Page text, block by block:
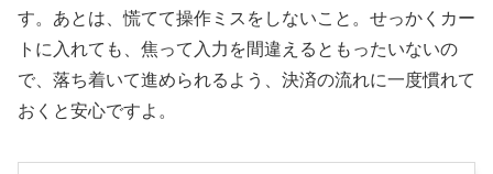
す。あとは、慌てて操作ミスをしないこと。せっかくカー
トに入れても、焦って入力を間違えるともったいないの
で、落ち着いて進められるよう、決済の流れに一度慣れて
おくと安心ですよ。